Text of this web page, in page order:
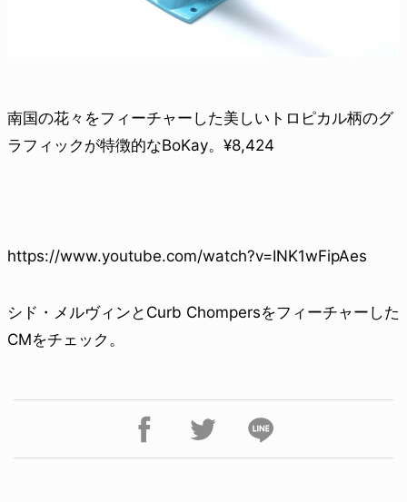
南国の花々をフィーチャーした美しいトロピカル柄のグ
ラフィックが特徴的なBoKay。¥8,424
https://www.youtube.com/watch?v=INK1wFipAes
シド・メルヴィンとCurb Chompersをフィーチャーした
CMをチェック。